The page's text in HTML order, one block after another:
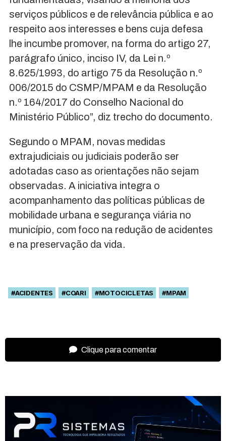
serviços públicos e de relevância pública e ao
respeito aos interesses e bens cuja defesa
lhe incumbe promover, na forma do artigo 27,
parágrafo único, inciso IV, da Lei n.º
8.625/1993, do artigo 75 da Resolução n.º
006/2015 do CSMP/MPAM e da Resolução
n.º 164/2017 do Conselho Nacional do
Ministério Público”, diz trecho do documento.
Segundo o MPAM, novas medidas
extrajudiciais ou judiciais poderão ser
adotadas caso as orientações não sejam
observadas. A iniciativa integra o
acompanhamento das políticas públicas de
mobilidade urbana e segurança viária no
município, com foco na redução de acidentes
e na preservação da vida.
#ACIDENTES #COARI #MOTOCICLETAS #MPAM
Clique para comentar